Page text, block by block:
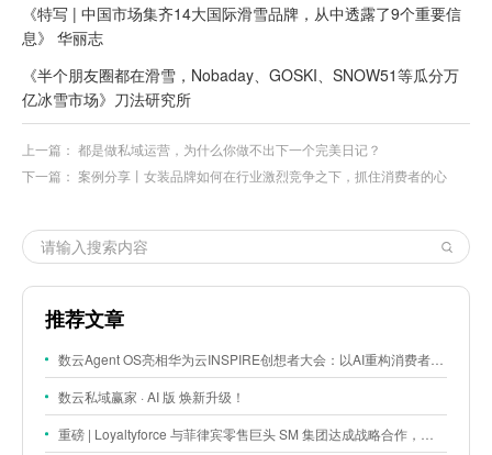
《特写 | 中国市场集齐14大国际滑雪品牌，从中透露了9个重要信
息》 华丽志
《半个朋友圈都在滑雪，Nobaday、GOSKI、SNOW51等瓜分万
亿冰雪市场》刀法研究所
上一篇： 都是做私域运营，为什么你做不出下一个完美日记？
下一篇： 案例分享丨女装品牌如何在行业激烈竞争之下，抓住消费者的心
推荐文章
数云Agent OS亮相华为云INSPIRE创想者大会：以AI重构消费者运营与零售营销新范式
数云私域赢家 · AI 版 焕新升级！
重磅 | Loyaltyforce 与菲律宾零售巨头 SM 集团达成战略合作，携手开启 SMAC 会员数智化运营新征程